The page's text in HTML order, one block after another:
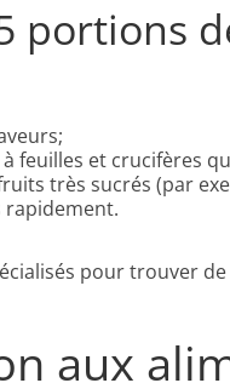
portions
feuilles et crucifères
très sucrés (par
rapidement.
pour trouver
aux